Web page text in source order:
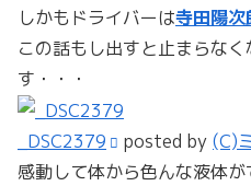
しかもドライバーは寺田陽次
この話もし出すと止まらな
す・・・
_DSC2379 posted by (C)
感動して体から色んな液体が